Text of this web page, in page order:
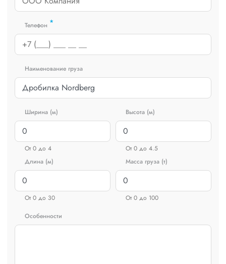
Телефон *
Наименование груза
Ширина (м)
От 0 до 4
Высота (м)
От 0 до 4.5
Длина (м)
От 0 до 30
Масса груза (т)
От 0 до 100
Особенности